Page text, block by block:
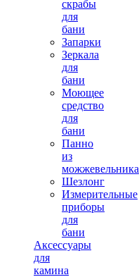
скрабы
для
бани
Запарки
Зеркала
для
бани
Моющее
средство
для
бани
Панно
из
можжевельника
Шезлонг
Измерительные
приборы
для
бани
Аксессуары
для
камина